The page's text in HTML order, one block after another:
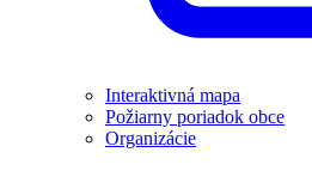
Interaktivná mapa
Požiarny poriadok obce
Organizácie